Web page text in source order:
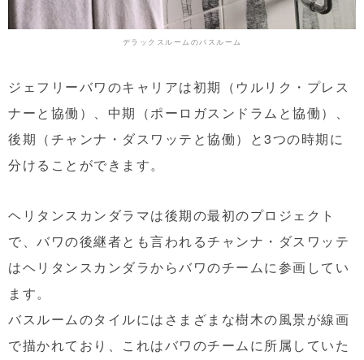
デラックスルームのバスルーム
ジェフリーバワのキャリアは初期（ウルリク・プレス
ナーと協働）、中期（ポーロガスンドラムと協働）、
後期（チャンナ・ダスワッテと協働）と3つの時期に
分けることができます。
ヘリタンスカンダラマは後期の最初のプロジェクト
で、バワの後継者とも言われるチャンナ・ダスワッテ
はヘリタンスカンダラからバワのチームに参画してい
ます。
バスルームのタイルにはさまざまな樹木の風景が線画
で描かれており、これはバワのチームに所属していた